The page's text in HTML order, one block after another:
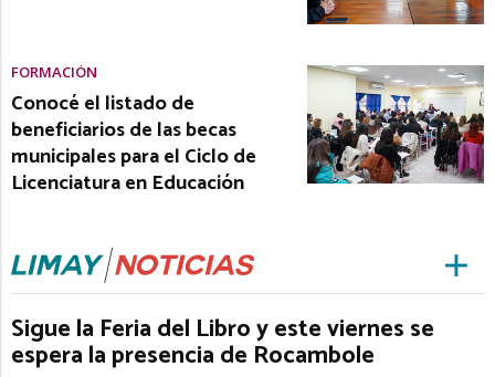
FORMACIÓN
Conocé el listado de
beneficiarios de las becas
municipales para el Ciclo de
Licenciatura en Educación
Sigue la Feria del Libro y este viernes se
espera la presencia de Rocambole